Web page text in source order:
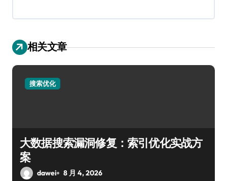
相关文章
搜索优化
大数据搜索漏洞修复：索引优化实战方
案
dawei 8 月 4, 2026